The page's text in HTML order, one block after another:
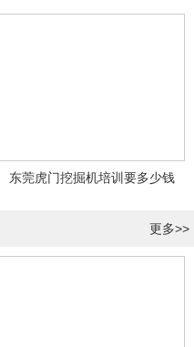
东莞虎门挖掘机培训要多少钱
更多>>